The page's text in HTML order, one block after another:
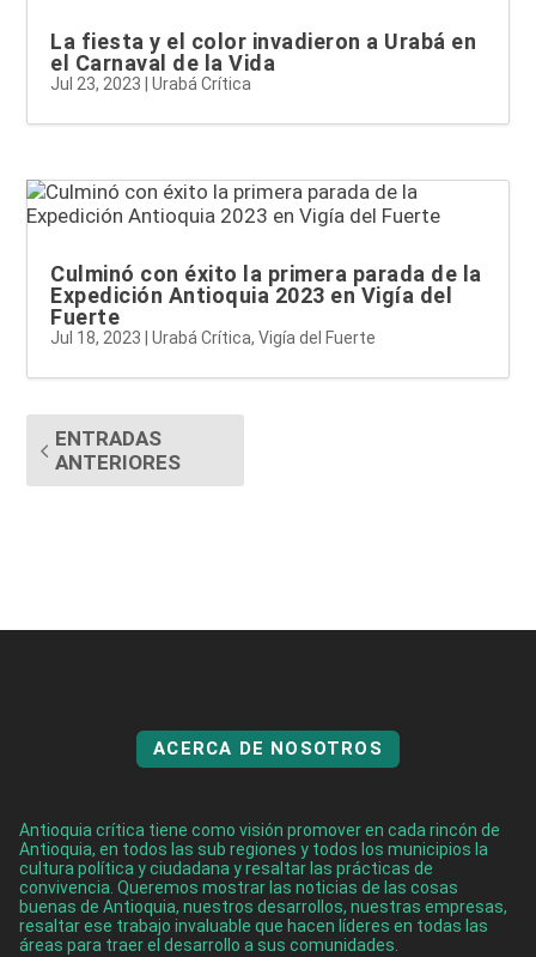
La fiesta y el color invadieron a Urabá en
el Carnaval de la Vida
Jul 23, 2023 |Urabá Crítica
Culminó con éxito la primera parada de la
Expedición Antioquia 2023 en Vigía del
Fuerte
Jul 18, 2023 |Urabá Crítica,Vigía del Fuerte
ENTRADAS
ANTERIORES
ACERCA DE NOSOTROS
Antioquia crítica tiene como visión promover en cada rincón de
Antioquia, en todos las sub regiones y todos los municipios la
cultura política y ciudadana y resaltar las prácticas de
convivencia. Queremos mostrar las noticias de las cosas
buenas de Antioquia, nuestros desarrollos, nuestras empresas,
resaltar ese trabajo invaluable que hacen líderes en todas las
áreas para traer el desarrollo a sus comunidades.